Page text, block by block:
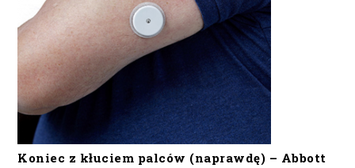
Koniec z kłuciem palców (naprawdę) – Abbott